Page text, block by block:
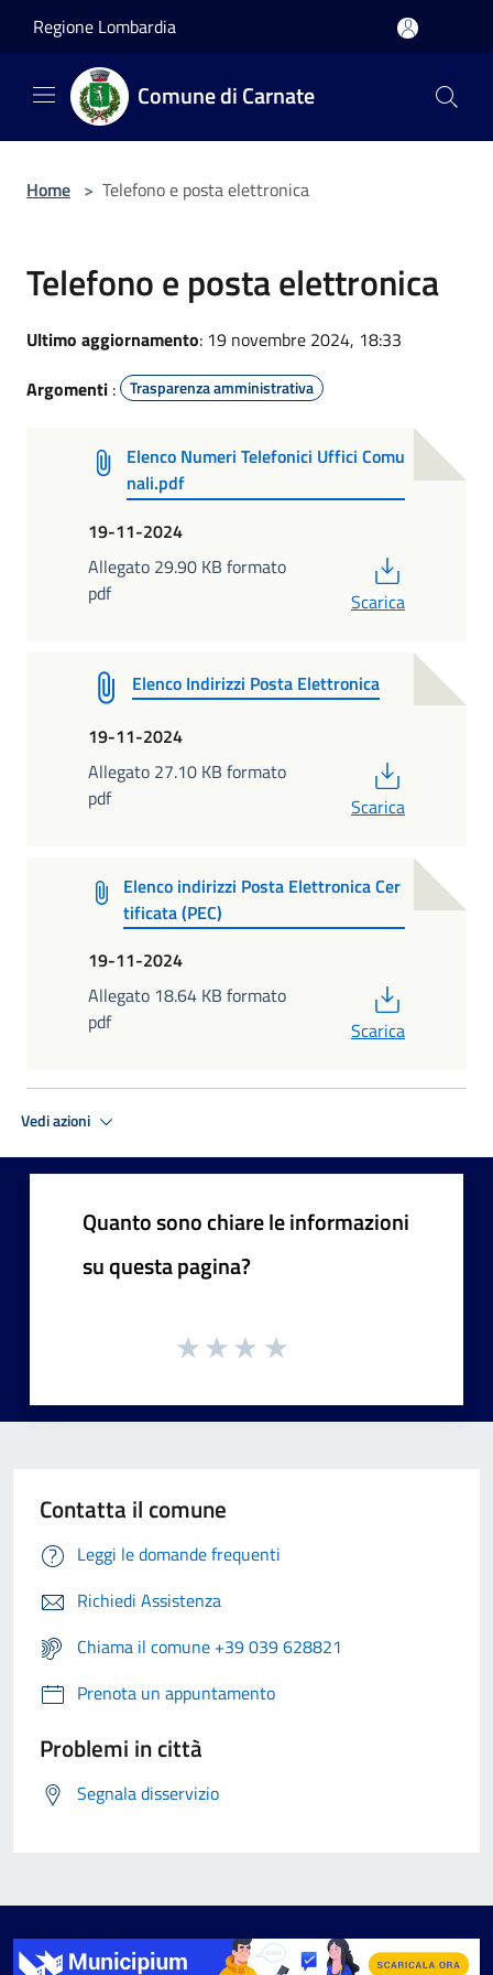
Regione Lombardia
Comune di Carnate
Home > Telefono e posta elettronica
Telefono e posta elettronica
Ultimo aggiornamento: 19 novembre 2024, 18:33
Argomenti : Trasparenza amministrativa
Elenco Numeri Telefonici Uffici Comu
nali.pdf
19-11-2024
Allegato 29.90 KB formato
pdf
Scarica
Elenco Indirizzi Posta Elettronica
19-11-2024
Allegato 27.10 KB formato
pdf
Scarica
Elenco indirizzi Posta Elettronica Cer
tificata (PEC)
19-11-2024
Allegato 18.64 KB formato
pdf
Scarica
Vedi azioni
Quanto sono chiare le informazioni
su questa pagina?
Contatta il comune
Leggi le domande frequenti
Richiedi Assistenza
Chiama il comune +39 039 628821
Prenota un appuntamento
Problemi in città
Segnala disservizio